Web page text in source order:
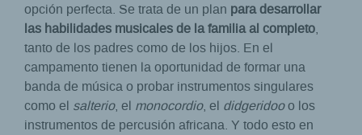
opción perfecta. Se trata de un plan para desarrollar
las habilidades musicales de la familia al completo,
tanto de los padres como de los hijos. En el
campamento tienen la oportunidad de formar una
banda de música o probar instrumentos singulares
como el salterio, el monocordio, el didgeridooo los
instrumentos de percusión africana. Y todo esto en